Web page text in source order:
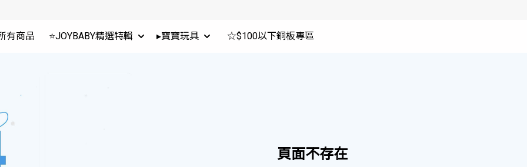
有商品 ⭐JOYBABY精選特輯 ▸寶寶玩具 ☆$100以下銅板專區
頁面不存在